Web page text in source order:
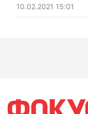
Німеччині.
Україну у ще
10.02.2021 15:01